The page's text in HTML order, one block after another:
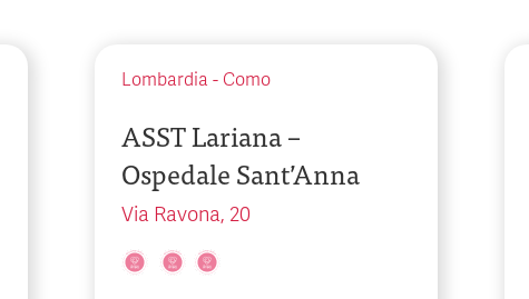
Lombardia - Como
ASST Lariana –
Ospedale Sant’Anna
Via Ravona, 20